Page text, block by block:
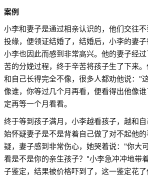
案例
小李和妻子是通过相亲认识的，他们交往
投缘，便领证结婚了，结婚后，小李的妻子
小李也因此而感到非常高兴。他的妻子经
苦的分娩过程，终于辛苦将孩子生了下来
和自己长得完全不像，很多人都劝他说： "
像谁，你等过几个月再看，便看得出他像谁
定再等一个月看看。
终于等到孩子满月，小李越看孩子，越和
始怀疑妻子是不是背着自己做了对不起他
疑，妻子感到非常伤心，她哭着说： "你大
看是不是你的亲生孩子？ "小李急冲冲地带
子鉴定，结果被价格吓到了，这一鉴定花了